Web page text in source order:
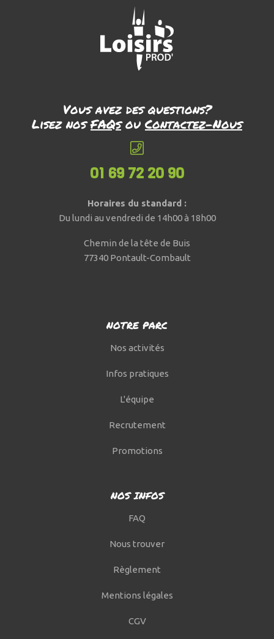
Vous avez des questions?
Lisez nosFAQsou Contactez-Nous
01 69 72 20 90
Horaires du standard :
Du lundi au vendredi de 14h00 à 18h00
Chemin de la tête de Buis
77340 Pontault-Combault
NOTRE PARC
Nos activités
Infos pratiques
L'équipe
Recrutement
Promotions
NOS INFOS
FAQ
Nous trouver
Règlement
Mentions légales
CGV